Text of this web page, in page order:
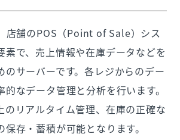
店舗のPOS（Point of Sale）シス
素で、売上情報や在庫データなどを
のサーバーです。各レジからのデー
なデータ管理と分析を行います。
のリアルタイム管理、在庫の正確な
存・蓄積が可能となります。